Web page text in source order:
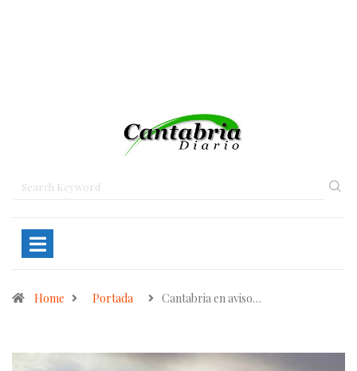
Home Portada Cantabria en aviso…